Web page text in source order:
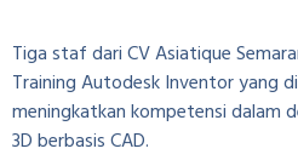
Tiga staf dari CV Asiatique
Training Autodesk Inventor yang
meningkatkan kompetensi dalam
3D berbasis CAD.